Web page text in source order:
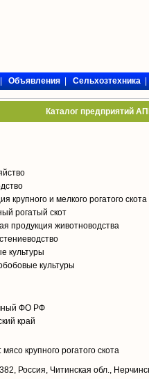
Объявления|Сельхозтехника
Каталог предприятий
крупного и мелкого рогатого скота
рогатый скот
продукция животноводства
культуры
культуры
ФО РФ
край
: мясо крупного рогатого скота
Россия, Читинская обл.,